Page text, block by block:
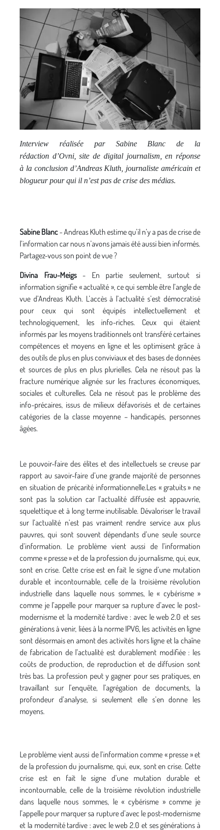
Interview réalisée par Sabine Blancde la
rédaction d’Ovni, site de digital journalism,en réponse
à la conclusion d’Andreas Kluth, journaliste américain et
blogueur pour qui il n’est pas de crise des médias.
Sabine Blanc- Andreas Kluth estime qu’il n’y a pas de crise de
l’information car nous n’avons jamais été aussi bien informés.
Partagez-vous son point de vue ?
Divina Frau-Meigs- En partie seulement, surtout si
information signifie « actualité », ce qui semble être l’angle de
vue d’Andreas Kluth. L’accès à l’actualité s’est démocratisé
pour ceux qui sont équipés intellectuellement et
technologiquement, les info-riches. Ceux qui étaient
informés par les moyens traditionnels ont transféré certaines
compétences et moyens en ligne et les optimisent grâce à
des outils de plus en plus conviviaux et des bases de données
et sources de plus en plus plurielles. Cela ne résout pas la
fracture numérique alignée sur les fractures économiques,
sociales et culturelles. Cela ne résout pas le problème des
info-précaires, issus de milieux défavorisés et de certaines
catégories de la classe moyenne – handicapés, personnes
âgées.
Le pouvoir-faire des élites et des intellectuels se creuse par
rapport au savoir-faire d’une grande majorité de personnes
en situation de précarité informationnelle.Les « gratuits » ne
sont pas la solution car l’actualité diffusée est appauvrie,
squelettique et à long terme inutilisable. Dévaloriser le travail
sur l’actualité n’est pas vraiment rendre service aux plus
pauvres, qui sont souvent dépendants d’une seule source
d’information. Le problème vient aussi de l’information
comme « presse » et de la profession du journalisme, qui, eux,
sont en crise. Cette crise est en fait le signe d’une mutation
durable et incontournable, celle de la troisième révolution
industrielle dans laquelle nous sommes, le « cybérisme »
comme je l’appelle pour marquer sa rupture d’avec le post-
modernisme et la modernité tardive : avec le web 2.0 et ses
générations à venir, liées à la norme IPV6, les activités en ligne
sont désormais en amont des activités hors ligne et la chaîne
de fabrication de l’actualité est durablement modifiée : les
coûts de production, de reproduction et de diffusion sont
très bas. La profession peut y gagner pour ses pratiques, en
travaillant sur l’enquête, l’agrégation de documents, la
profondeur d’analyse, si seulement elle s’en donne les
moyens.
Le problème vient aussi de l’information comme « presse » et
de la profession du journalisme, qui, eux, sont en crise. Cette
crise est en fait le signe d’une mutation durable et
incontournable, celle de la troisième révolution industrielle
dans laquelle nous sommes, le « cybérisme » comme je
l’appelle pour marquer sa rupture d’avec le post-modernisme
et la modernité tardive : avec le web 2.0 et ses générations à